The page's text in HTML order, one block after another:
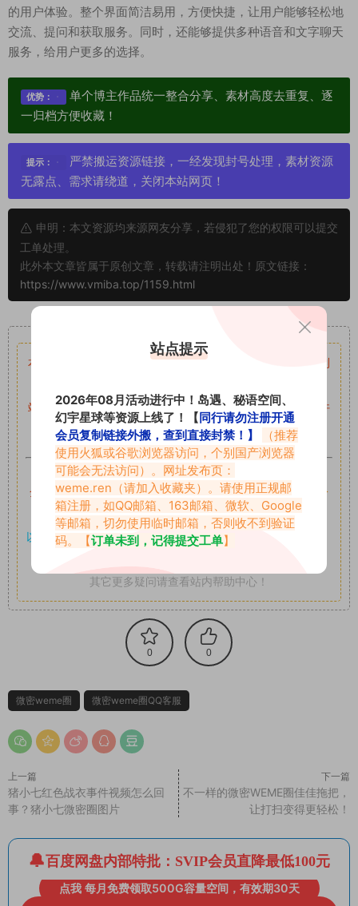
的用户体验。整个界面简洁易用，方便快捷，让用户能够轻松地
交流、提问和获取服务。同时，还能够提供多种语音和文字聊天
服务，给用户更多的选择。
优势：
单个博主作品统一整合分享、素材高度去重复、逐
一归档方便收藏！
提示：
严禁搬运资源链接，一经发现封号处理，素材资源
无露点、需求请绕道，关闭本站网页！
申明：本文资源均来源网友分享，若侵犯了您的权限可以提交
工单处理。
此外本文章皆属于原创文章，转载请注明出处！原文链接：
https://www.vmiba.top/1159.html
本站资源均来自网络分享，如有侵犯你的权益请私信留言
收到
站内资源为网友个人学习或测试研究使用，未经原版权作者许
可,禁止用于任何商业途径！请在下载24小时内删除！
如果遇到付费才可获取的素材，建议升级
全站付费素材可提供补档服务“均有备份”，素材以主流网盘分
享。
以7z、7z分卷格式压缩，解压应下载对应的软件操作，
其它更多疑问请查看站内帮助中心！
0 0
微密weme圈 微密weme圈QQ客服
上一篇
猪小七红色战衣事件视频怎么回
事？猪小七微密圈图片
下一篇
不一样的微密WEME圈佳佳拖把，
让打扫变得更轻松！
百度网盘内部特批：SVIP会员直降最低100元
点我 每月免费领取500G容量空间，有效期30天
站点提示
2026年08月活动进行中！岛遇、秘语空间、
幻宇星球等资源上线了！【同行请勿注册开通
会员复制链接外搬，查到直接封禁！】
（推荐
使用火狐或谷歌浏览器访问，个别国产浏览器
可能会无法访问）。网址发布页：
weme.ren （请加入收藏夹）。请使用正规邮
箱注册，如QQ邮箱、163邮箱、微软、Google
等邮箱，切勿使用临时邮箱，否则收不到验证
码。【订单未到，记得提交工单】